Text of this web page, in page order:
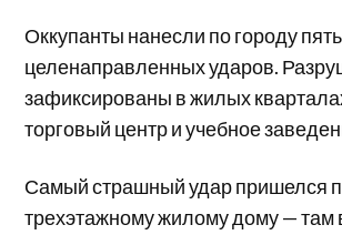
Оккупанты нанесли по городу пять
целенаправленных ударов.
зафиксированы в жилых
торговый центр и учебное
Самый страшный удар пришелся
трехэтажному жилому дому — там